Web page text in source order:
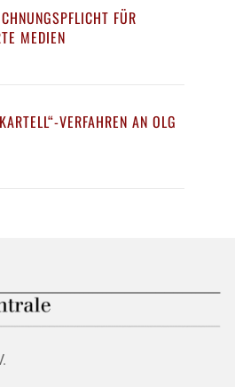
FÜR
MEDIEN
VERFAHREN AN OLG